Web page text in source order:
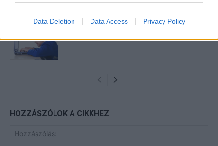
Data Deletion Data Access Privacy Policy
HOZZÁSZÓLOK A CIKKHEZ